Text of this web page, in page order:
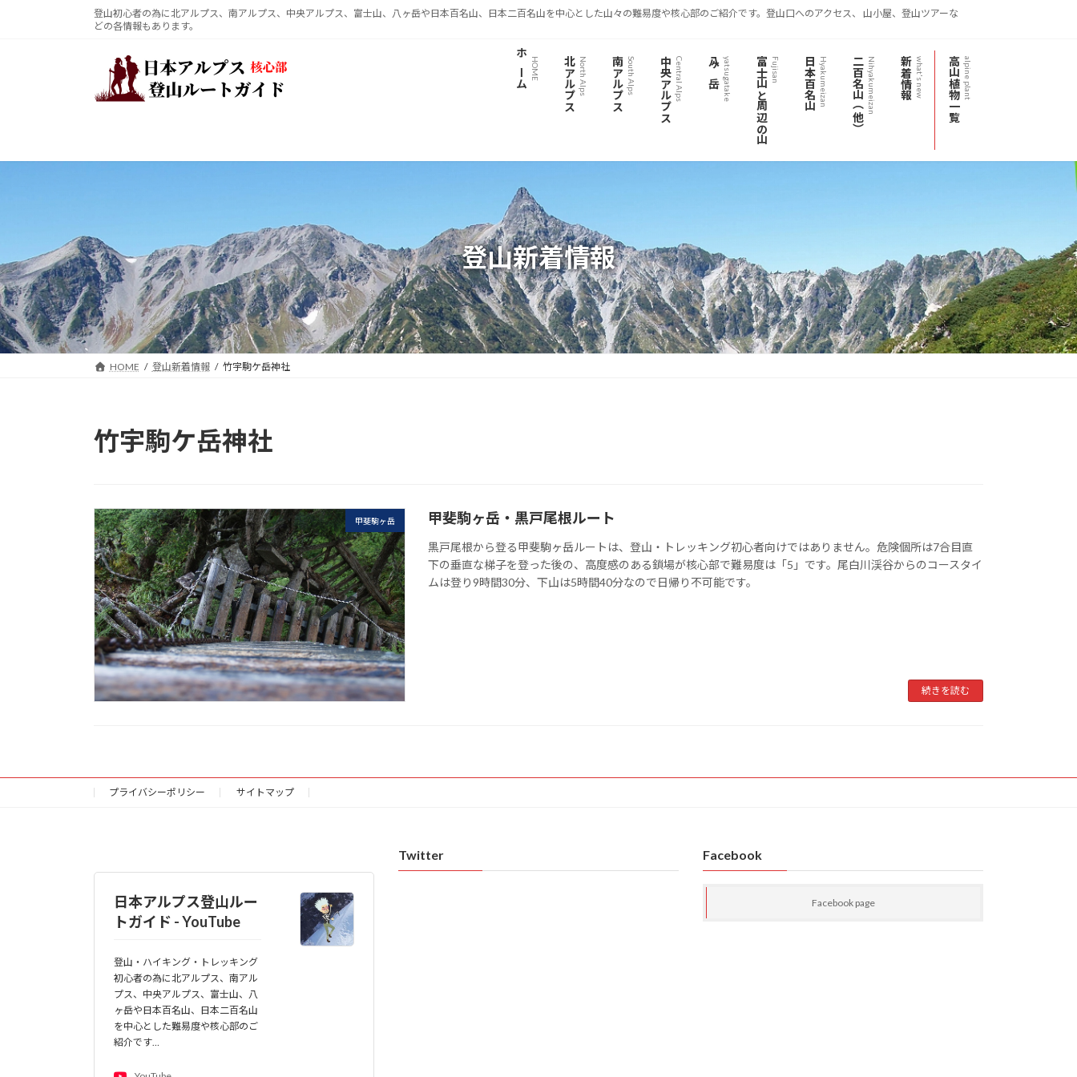
ッ
移
登山初心者の為に北アルプス、南アルプス、中央アルプス、富士山、八ヶ岳や日本百名山、日本二百名山を中心とした山々の難易度や核心部のご紹介です。登山口へのアクセス、 山小屋、登山ツアーな
どの各情報もあります。
ホーム HOME 北アルプスNorth Alps 南アルプスSouth Alps 中央アルプスCentral Alps 八ヶ岳yatsugatake 富士山と周辺の山Fujisan 日本百名山Hyakumeizan 二百名山（他）Nihyakumeizan 新着情報what's new 高山植物一覧alpine plant
登山新着情報
HOME 登山新着情報 竹宇駒ケ岳神社
竹宇駒ケ岳神社
甲斐駒ヶ岳 甲斐駒ヶ岳・黒戸尾根ルート
黒戸尾根から登る甲斐駒ヶ岳ルートは、登山・トレッキング初心者向けではありません。危険個所は7合目直
下の垂直な梯子を登った後の、高度感のある鎖場が核心部で難易度は「5」です。尾白川渓谷からのコースタイ
ムは登り9時間30分、下山は5時間40分なので日帰り不可能です。
続きを読む
プライバシーポリシー サイトマップ
日本アルプス登山ルー
トガイド - YouTube
登山・ハイキング・トレッキング
初心者の為に北アルプス、南アル
プス、中央アルプス、富士山、八
ヶ岳や日本百名山、日本二百名山
を中心とした難易度や核心部のご
紹介です…
Twitter Facebook
Facebook page